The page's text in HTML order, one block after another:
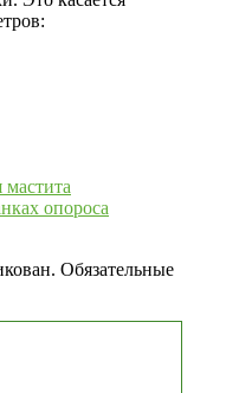
опороса
Обязательные